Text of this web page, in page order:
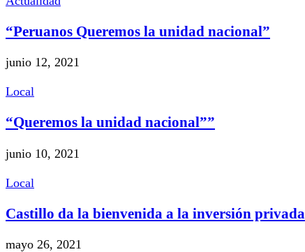
“Peruanos Queremos la unidad nacional”
junio 12, 2021
Local
“Queremos la unidad nacional””
junio 10, 2021
Local
Castillo da la bienvenida a la inversión privada
mayo 26, 2021